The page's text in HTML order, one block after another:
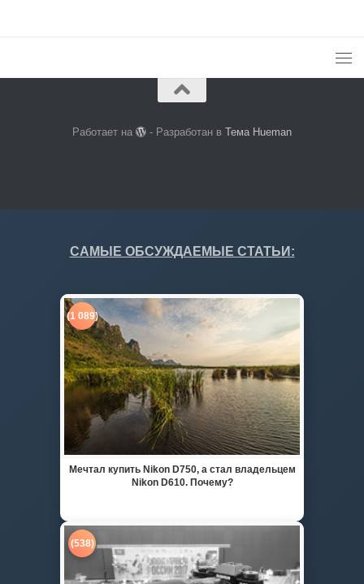
Работает на - Разработан вТема Hueman
САМЫЕ ОБСУЖДАЕМЫЕ СТАТЬИ:
(1 089)
Мечтал купить Nikon D750, а стал владельцем
Nikon D610. Почему?
(538)